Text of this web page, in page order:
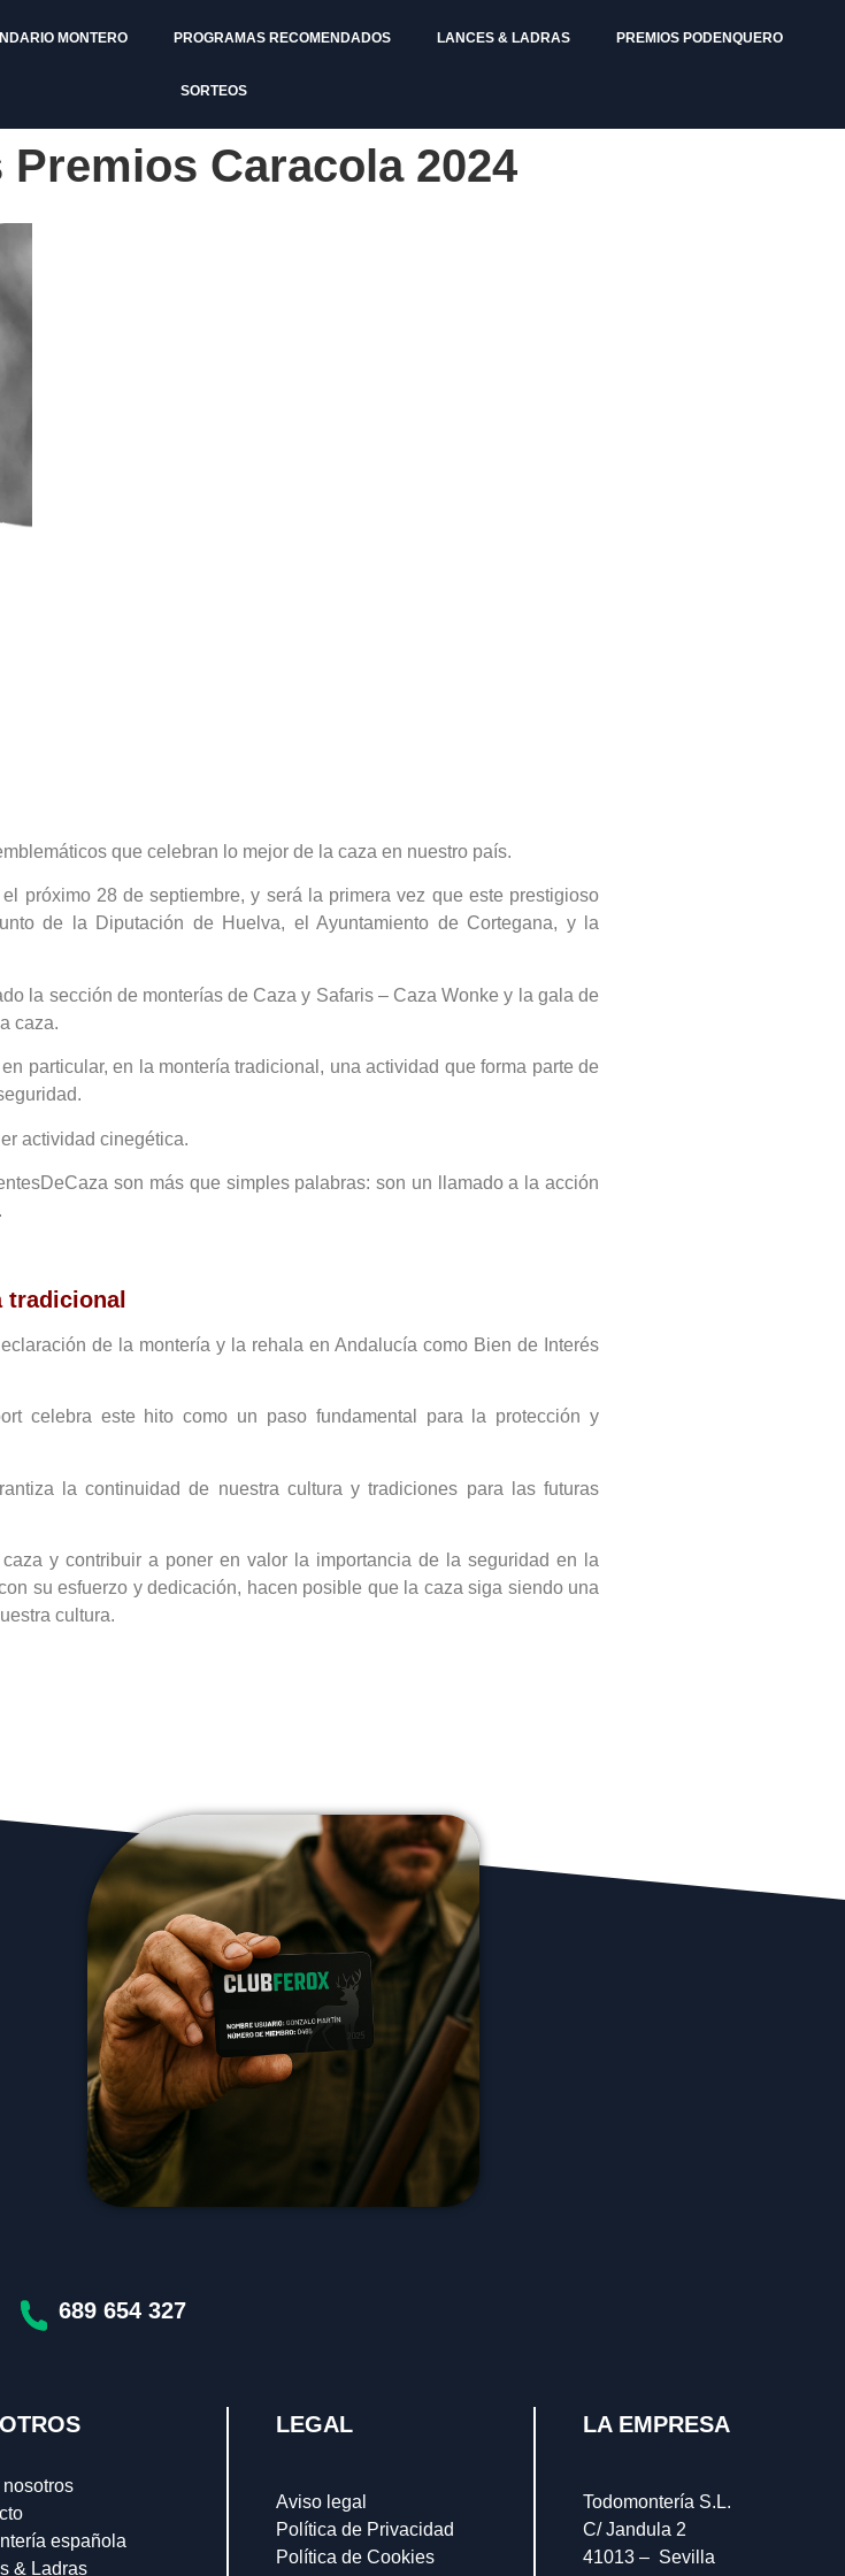
MONTERO PROGRAMAS RECOMENDADOS LANCES & LADRAS PREMIOS PODENQUERO
SORTEOS
Caracola 2024
que celebran lo mejor de la caza en nuestro país.
próximo 28 de septiembre, y será la primera vez que este prestigioso
de la Diputación de Huelva, el Ayuntamiento de Cortegana, y la
la sección de monterías de Caza y Safaris – Caza Wonke y la gala de
caza.
particular, en la montería tradicional, una actividad que forma parte de
actividad cinegética.
son más que simples palabras: son un llamado a la acción
tradicional
de la montería y la rehala en Andalucía como Bien de Interés
celebra este hito como un paso fundamental para la protección y
la continuidad de nuestra cultura y tradiciones para las futuras
y contribuir a poner en valor la importancia de la seguridad en la
su esfuerzo y dedicación, hacen posible que la caza siga siendo una
cultura.
689 654 327
española
& Ladras
LEGAL
Aviso legal
Política de Privacidad
Política de Cookies
LA EMPRESA
Todomontería S.L.
C/ Jandula 2
41013 – Sevilla